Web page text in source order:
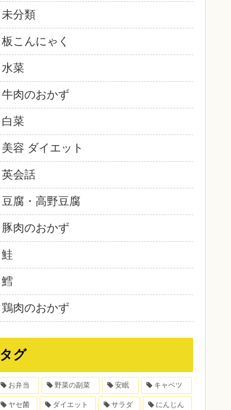
未分類
板こんにゃく
水菜
牛肉のおかず
白菜
美容 ダイエット
英会話
豆腐・高野豆腐
豚肉のおかず
鮭
鱈
鶏肉のおかず
タグ
お弁当 野菜の副菜 安眠 キャベツ
ヤセ菌 ダイエット サラダ にんじん